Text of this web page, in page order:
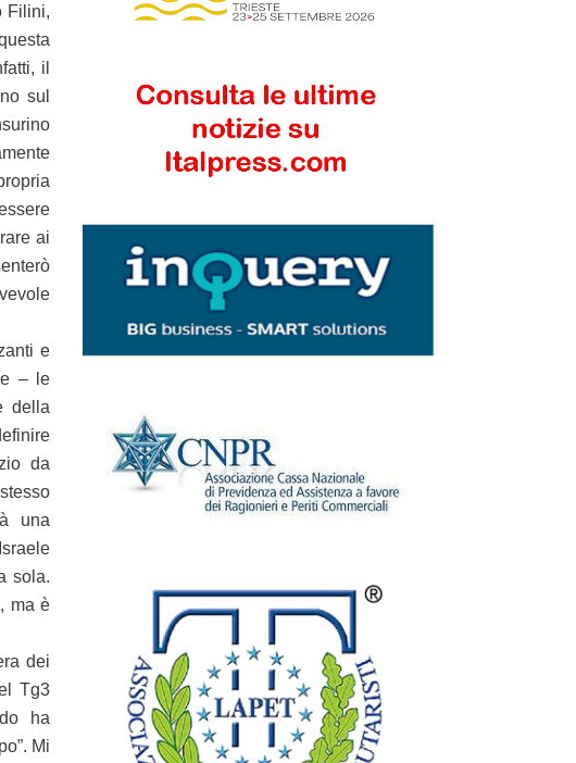
Filini,
il
sul
ai
e
– le
della
da
una
sola.
ma è
dei
Tg3
ha
Mi